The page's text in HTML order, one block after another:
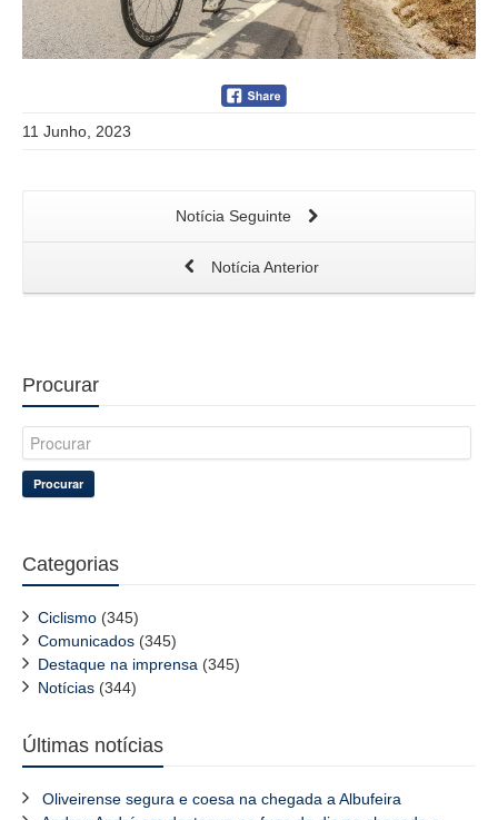
11 Junho, 2023
Notícia Seguinte
Notícia Anterior
Procurar
Procurar
Categorias
Ciclismo (345)
Comunicados (345)
Destaque na imprensa (345)
Notícias (344)
Últimas notícias
Oliveirense segura e coesa na chegada a Albufeira